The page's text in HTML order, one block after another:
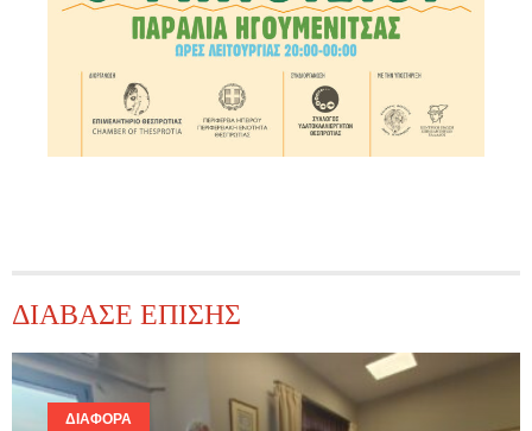
ΔΙΑΒΑΣΕ ΕΠΙΣΗΣ
ΔΙΆΦΟΡΑ